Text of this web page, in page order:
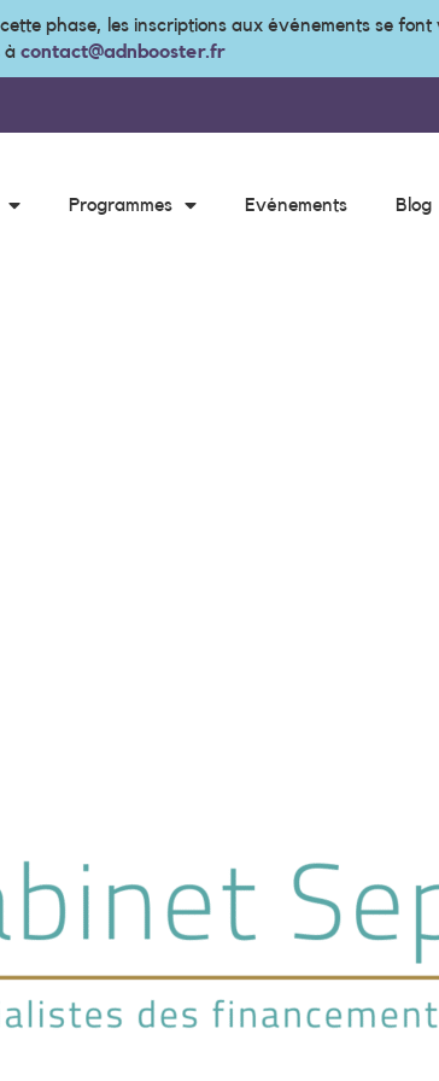
phase, les inscriptions aux événements se font
à contact@adnbooster.fr
Programmes Evénements Blog